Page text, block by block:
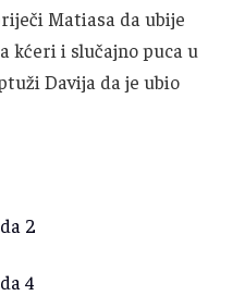
Matiasa da ubije
kćeri i slučajno puca u
Davija da je ubio
2
4